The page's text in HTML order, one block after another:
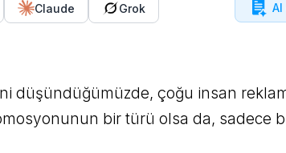
Claude Grok
düşündüğümüzde, çoğu insan
bir türü olsa da, sadece